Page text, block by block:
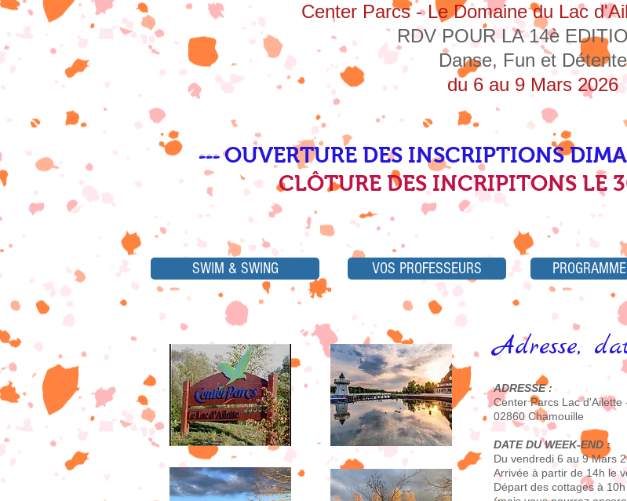
Center Parcs - Le Domaine du Lac
RDV POUR LA 14è
Danse, Fun et Détente
du 6 au 9 Mars 2026
===OUVERTURE DES INSCRIPTIONS
CLÔTURE DES INCRIPITONS LE
SWIM & SWING VOS PROFESSEURS PROGRAMME
Adresse,
ADRESSE :
Center Parcs Lac d'Ailette
02860 Chamouille
DATE DU WEEK-END :
Du vendredi 6 au 9 Mars
Arrivée à partir de 14h le
Départ des cottages à 10h